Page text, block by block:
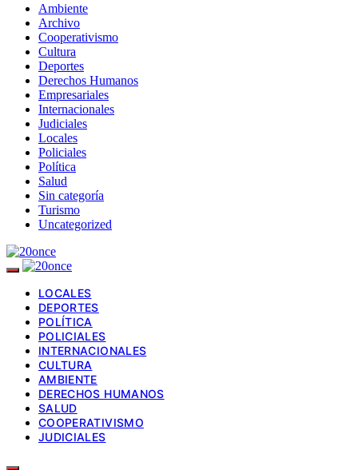
Ambiente
Archivo
Cooperativismo
Cultura
Deportes
Derechos Humanos
Empresariales
Internacionales
Judiciales
Locales
Policiales
Política
Salud
Sin categoría
Turismo
Uncategorized
LOCALES
DEPORTES
POLÍTICA
POLICIALES
INTERNACIONALES
CULTURA
AMBIENTE
DERECHOS HUMANOS
SALUD
COOPERATIVISMO
JUDICIALES